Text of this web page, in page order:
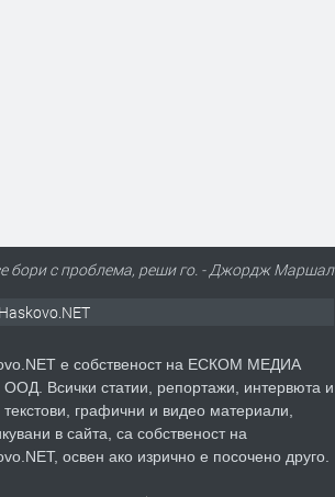
бори с проблема, реши го. - Джордж Маршал
е собственост на ЕСКОМ МЕДИА
Всички статии, репортажи, интервюта и
текстови, графични и видео материали,
в сайта, са собственост на
освен ако изрично е посочено друго.